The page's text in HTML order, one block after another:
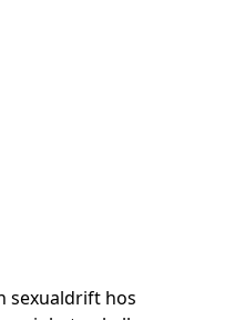
sexualdrift hos